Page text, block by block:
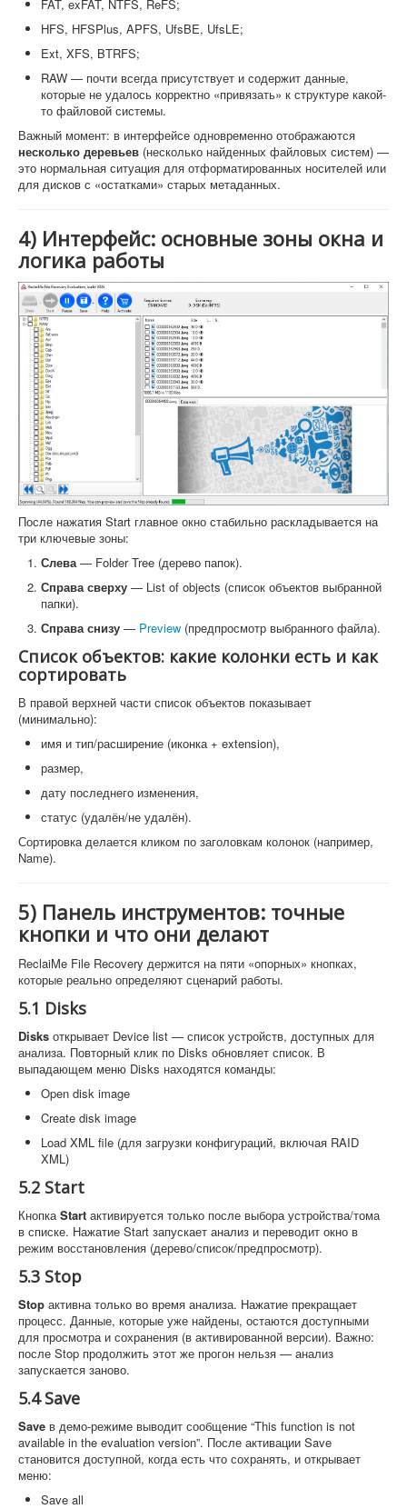
FAT, exFAT, NTFS, ReFS;
HFS, HFSPlus, APFS, UfsBE, UfsLE;
Ext, XFS, BTRFS;
RAW — почти всегда присутствует и содержит данные,
которые не удалось корректно «привязать» к структуре какой-
то файловой системы.
Важный момент: в интерфейсе одновременно отображаются
несколько деревьев (несколько найденных файловых систем) —
это нормальная ситуация для отформатированных носителей или
для дисков с «остатками» старых метаданных.
4) Интерфейс: основные зоны окна и
логика работы
После нажатия Start главное окно стабильно раскладывается на
три ключевые зоны:
Слева — Folder Tree (дерево папок).
Справа сверху — List of objects (список объектов выбранной
папки).
Справа снизу — Preview (предпросмотр выбранного файла).
Список объектов: какие колонки есть и как
сортировать
В правой верхней части список объектов показывает
(минимально):
имя и тип/расширение (иконка + extension),
размер,
дату последнего изменения,
статус (удалён/не удалён).
Сортировка делается кликом по заголовкам колонок (например,
Name).
5) Панель инструментов: точные
кнопки и что они делают
ReclaiMe File Recovery держится на пяти «опорных» кнопках,
которые реально определяют сценарий работы.
5.1 Disks
Disks открывает Device list — список устройств, доступных для
анализа. Повторный клик по Disks обновляет список. В
выпадающем меню Disks находятся команды:
Open disk image
Create disk image
Load XML file (для загрузки конфигураций, включая RAID
XML)
5.2 Start
Кнопка Start активируется только после выбора устройства/тома
в списке. Нажатие Start запускает анализ и переводит окно в
режим восстановления (дерево/список/предпросмотр).
5.3 Stop
Stop активна только во время анализа. Нажатие прекращает
процесс. Данные, которые уже найдены, остаются доступными
для просмотра и сохранения (в активированной версии). Важно:
после Stop продолжить этот же прогон нельзя — анализ
запускается заново.
5.4 Save
Save в демо-режиме выводит сообщение “This function is not
available in the evaluation version”. После активации Save
становится доступной, когда есть что сохранять, и открывает
меню:
Save all